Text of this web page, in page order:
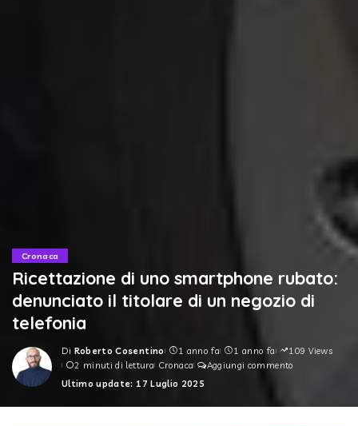
Cronaca
Ricettazione di uno smartphone rubato:
denunciato il titolare di un negozio di
telefonia
Posted
by
Di Roberto Cosentino 1 anno fa 1 anno fa
109 Views
2 minuti di lettura Cronaca
Aggiungi commento
Ultimo update: 17 Luglio 2025